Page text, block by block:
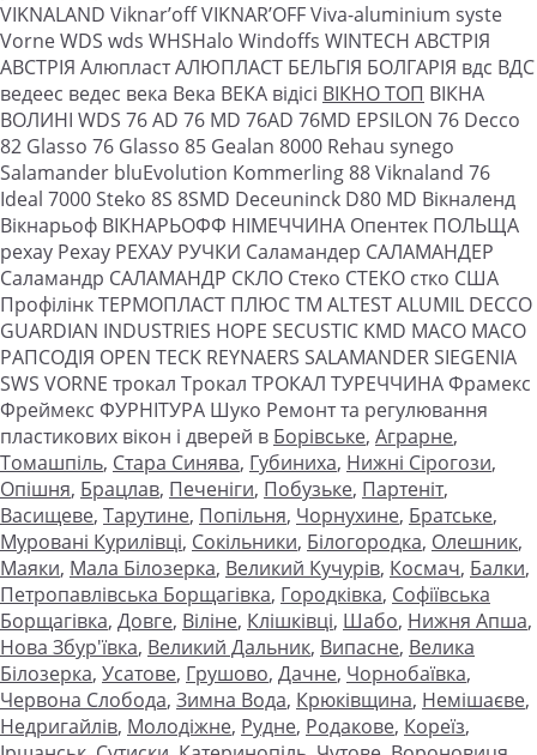
VIKNALAND Viknar’off VIKNAR’OFF Viva-aluminium syste
Vorne WDS wds WHSHalo Windoffs WINTECH АВСТРІЯ
АВСТРІЯ Алюпласт АЛЮПЛАСТ БЕЛЬГІЯ БОЛГАРІЯ вдс ВДС
ведеес ведес века Века ВЕКА відісі ВІКНО ТОП ВІКНА
ВОЛИНІ WDS 76 AD 76 MD 76AD 76MD EPSILON 76 Decco
82 Glasso 76 Glasso 85 Gealan 8000 Rehau synego
Salamander bluEvolution Kommerling 88 Viknaland 76
Ideal 7000 Steko 8S 8SMD Deceuninck D80 MD Вікналенд
Вікнарьоф ВІКНАРЬОФФ НІМЕЧЧИНА Опентек ПОЛЬЩА
рехау Рехау РЕХАУ РУЧКИ Саламандер САЛАМАНДЕР
Саламандр САЛАМАНДР СКЛО Стеко СТЕКО стко США
Профілінк ТЕРМОПЛАСТ ПЛЮС ТМ ALTEST ALUMIL DECCO
GUARDIAN INDUSTRIES HOPE SECUSTIC KMD MACO MACO
РАПСОДІЯ OPEN TECK REYNAERS SALAMANDER SIEGENIA
SWS VORNE трокал Трокал ТРОКАЛ ТУРЕЧЧИНА Фрамекс
Фреймекс ФУРНІТУРА Шуко Ремонт та регулювання
пластикових вікон і дверей в Борівське, Аграрне,
Томашпіль, Стара Синява, Губиниха, Нижні Сірогози,
Опішня, Брацлав, Печеніги, Побузьке, Партеніт,
Васищеве, Тарутине, Попільня, Чорнухине, Братське,
Муровані Курилівці, Сокільники, Білогородка, Олешник,
Маяки, Мала Білозерка, Великий Кучурів, Космач, Балки,
Петропавлівська Борщагівка, Городківка, Софіївська
Борщагівка, Довге, Віліне, Клішківці, Шабо, Нижня Апша,
Нова Збур'ївка, Великий Дальник, Випасне, Велика
Білозерка, Усатове, Грушово, Дачне, Чорнобаївка,
Червона Слобода, Зимна Вода, Крюківщина, Немішаєве,
Недригайлів, Молодіжне, Рудне, Родакове, Кореїз,